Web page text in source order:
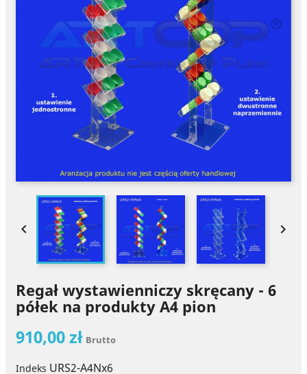
 
Regał wystawienniczy skręcany - 6
półek na produkty A4 pion
910,00 zł Brutto
Indeks URS2-A4Nx6